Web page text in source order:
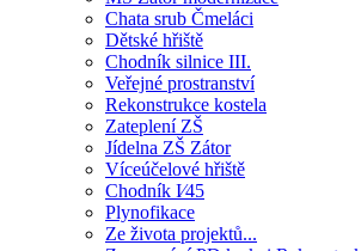
Chata srub Čmeláci
Dětské hřiště
Chodník silnice III.
Veřejné prostranství
Rekonstrukce kostela
Zateplení ZŠ
Jídelna ZŠ Zátor
Víceúčelové hřiště
Chodník I⁄45
Plynofikace
Ze života projektů...